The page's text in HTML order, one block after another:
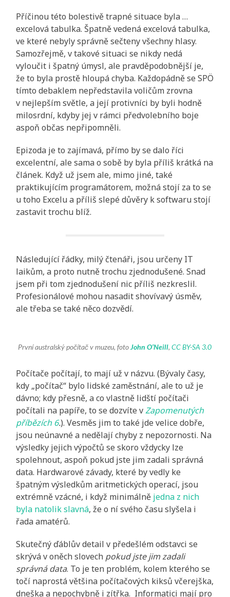
Příčinou této bolestivě trapné situace byla …
excelová tabulka. Špatně vedená excelová tabulka,
ve které nebyly správně sečteny všechny hlasy.
Samozřejmě, v takové situaci se nikdy nedá
vyloučit i špatný úmysl, ale pravděpodobnější je,
že to byla prostě hloupá chyba. Každopádně se SPÖ
tímto debaklem nepředstavila voličům zrovna
v nejlepším světle, a její protivníci by byli hodně
milosrdní, kdyby jej v rámci předvolebního boje
aspoň občas nepřipomněli.
Epizoda je to zajímavá, přímo by se dalo říci
excelentní, ale sama o sobě by byla příliš krátká na
článek. Když už jsem ale, mimo jiné, také
praktikujícím programátorem, možná stojí za to se
u toho Excelu a příliš slepé důvěry k softwaru stojí
zastavit trochu blíž.
Následující řádky, milý čtenáři, jsou určeny IT
laikům, a proto nutně trochu zjednodušené. Snad
jsem při tom zjednodušení nic příliš nezkreslil.
Profesionálové mohou nasadit shovívavý úsměv,
ale třeba se také něco dozvědí.
První australský počítač v muzeu, fotoJohn O’Neill,CC BY-SA 3.0
Počítače počítají, to mají už v názvu. (Bývaly časy,
kdy „počítač“ bylo lidské zaměstnání, ale to už je
dávno; kdy přesně, a co vlastně lidští počítači
počítali na papíře, to se dozvíte vZapomenutých
příbězích 6.). Vesměs jim to také jde velice dobře,
jsou neúnavné a nedělají chyby z nepozornosti. Na
výsledky jejich výpočtů se skoro vždycky lze
spolehnout, aspoň pokud jste jim zadali správná
data. Hardwarové závady, které by vedly ke
špatným výsledkům aritmetických operací, jsou
extrémně vzácné, i když minimálně jedna z nich
byla natolik slavná, že o ní svého času slyšela i
řada amatérů.
Skutečný ďáblův detail v předešlém odstavci se
skrývá v oněch slovech pokud jste jim zadali
správná data. To je ten problém, kolem kterého se
točí naprostá většina počítačových kiksů včerejška,
dneška a nepochybně i zítřka. Informatici mají pro